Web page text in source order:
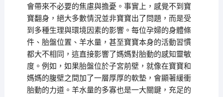
會帶來不必要的焦慮與擔憂。事實上，感覺不到寶
寶翻身，絕大多數情況並非寶寶出了問題，而是受
到多種生理與環境因素的影響。每位孕婦的身體條
件、胎盤位置、羊水量，甚至寶寶本身的活動習慣
都大不相同，這直接影響了媽媽對胎動的感知靈敏
度。例如，如果胎盤位於子宮前壁，就像在寶寶和
媽媽的腹壁之間加了一層厚厚的軟墊，會顯著緩衝
胎動的力道。羊水量的多寡也是一大關鍵，充足的